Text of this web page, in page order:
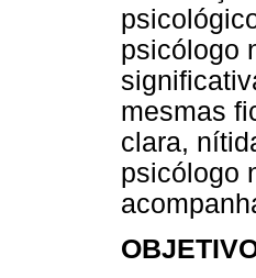
psicólogo
mesmas
clara,
psicólogo